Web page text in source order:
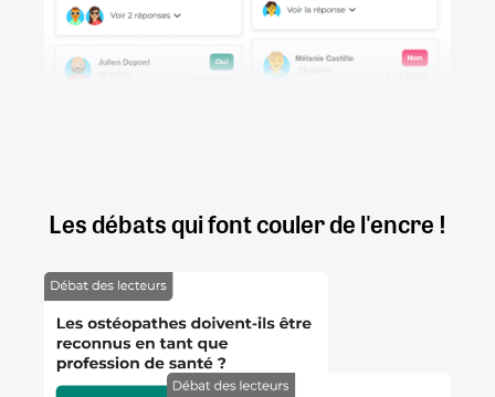
Les débats qui font couler de l'encre !